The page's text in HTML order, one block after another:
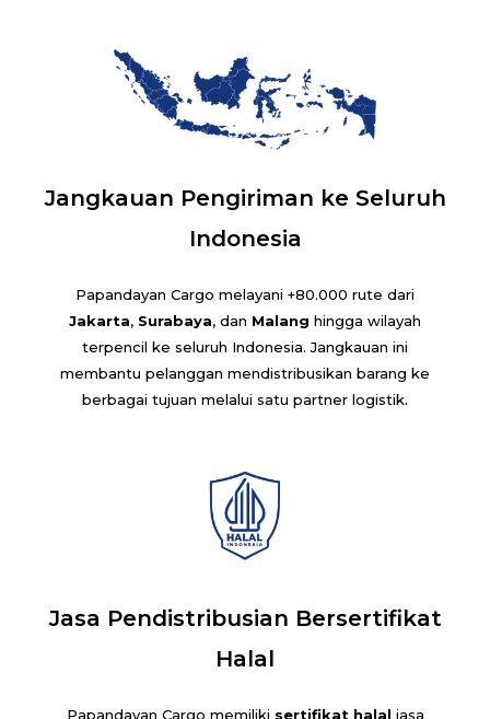
Jangkauan Pengiriman ke Seluruh
Indonesia
Papandayan Cargo melayani +80.000 rute dari
Jakarta, Surabaya, dan Malang hingga wilayah
terpencil ke seluruh Indonesia. Jangkauan ini
membantu pelanggan mendistribusikan barang ke
berbagai tujuan melalui satu partner logistik.
Jasa Pendistribusian Bersertifikat
Halal
Papandayan Cargo memiliki sertifikat halal jasa